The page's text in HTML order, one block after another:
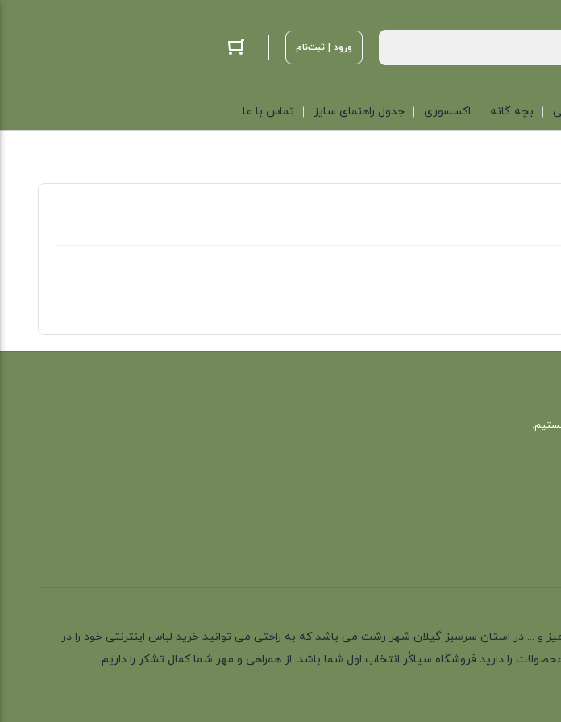
ورود | ثبت‌نام
بچه گانه اکسسوری جدول راهنمای سایز تماس با ما
لباس شامل پیراهن نخی ، شومیز و ... در استان سرسبز گیلان شهر رشت می باشد که به راحتی می توانید خرید لباس اینترنتی خود را در
را دارید فروشگاه سیاکُر انتخاب اول شما باشد. از همراهی و مهر شما کمال تشکر را داریم.